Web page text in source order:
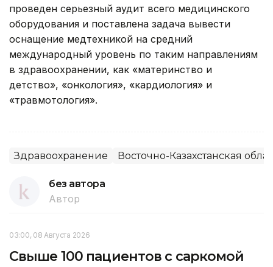
проведен серьезный аудит всего медицинского
оборудования и поставлена задача вывести
оснащение медтехникой на средний
международный уровень по таким направлениям
в здравоохранении, как «материнство и
детство», «онкология», «кардиология» и
«травмотология».
Здравоохранение Восточно-Казахстанская
без автора
Автор
03:00, 08 Августа 2026
Свыше 100 пациентов с саркомой